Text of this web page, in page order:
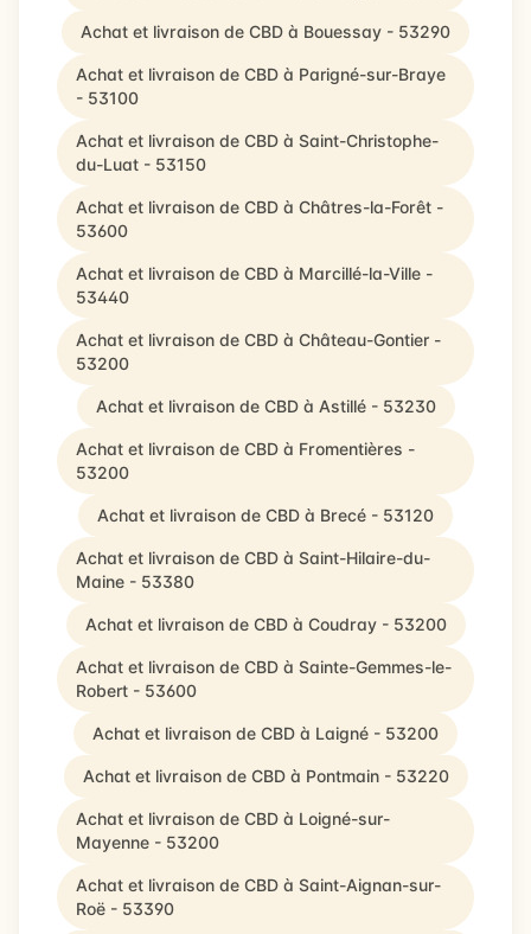
Achat et livraison de CBD à Bouessay - 53290
Achat et livraison de CBD à Parigné-sur-Braye
- 53100
Achat et livraison de CBD à Saint-Christophe-
du-Luat - 53150
Achat et livraison de CBD à Châtres-la-Forêt -
53600
Achat et livraison de CBD à Marcillé-la-Ville -
53440
Achat et livraison de CBD à Château-Gontier -
53200
Achat et livraison de CBD à Astillé - 53230
Achat et livraison de CBD à Fromentières -
53200
Achat et livraison de CBD à Brecé - 53120
Achat et livraison de CBD à Saint-Hilaire-du-
Maine - 53380
Achat et livraison de CBD à Coudray - 53200
Achat et livraison de CBD à Sainte-Gemmes-le-
Robert - 53600
Achat et livraison de CBD à Laigné - 53200
Achat et livraison de CBD à Pontmain - 53220
Achat et livraison de CBD à Loigné-sur-
Mayenne - 53200
Achat et livraison de CBD à Saint-Aignan-sur-
Roë - 53390